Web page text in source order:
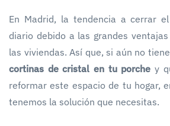
En Madrid, la tendencia a cerrar
diario debido a las grandes
las viviendas. Así que, si aún no
cortinas de cristal en tu porche y
reformar este espacio de tu hogar,
tenemos la solución que necesitas.